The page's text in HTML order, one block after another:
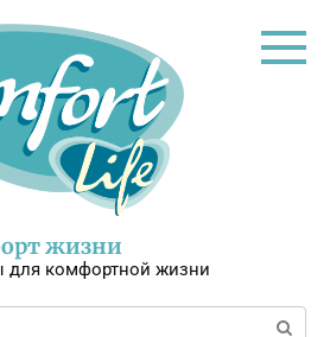
жизни
для комфортной жизни